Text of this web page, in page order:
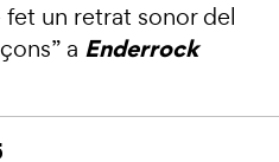
fet un retrat sonor del
a Enderrock